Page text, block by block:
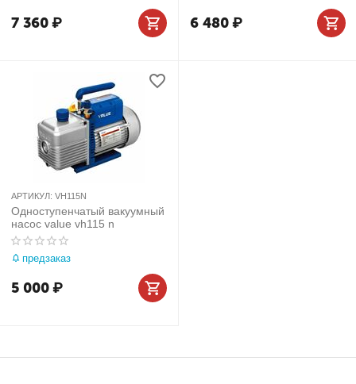
7 360₽ 6 480₽
АРТИКУЛ: VH115N
Одноступенчатый вакуумный
насос value vh115 n
предзаказ
5 000₽